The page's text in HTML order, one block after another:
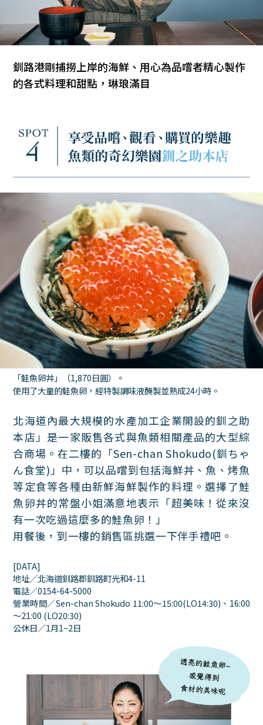
釧路港剛捕撈上岸的海鮮、用心為品嚐者精心製作
的各式料理和甜點，琳琅滿目
「鮭魚卵丼」（1,870日圓）。
使用了大量的鮭魚卵，經特製調味液醃製並熟成24小時。
北海道內最大規模的水產加工企業開設的釧之助
本店」是一家販售各式與魚類相關產品的大型綜
合商場。在二樓的「Sen-chan Shokudo(釧ちゃ
ん食堂)」中，可以品嚐到包括海鮮丼、魚、烤魚
等定食等各種由新鮮海鮮製作的料理。選擇了鮭
魚卵丼的常盤小姐滿意地表示「超美味！從來沒
有一次吃過這麼多的鮭魚卵！」
用餐後，到一樓的銷售區挑選一下伴手禮吧。
[DATA]
地址／北海道釧路郡釧路町光和4-11
電話／0154-64-5000
營業時間／Sen-chan Shokudo 11:00～15:00(LO14:30)、16:00
～21:00 (LO20:30)
公休日／1月1~2日